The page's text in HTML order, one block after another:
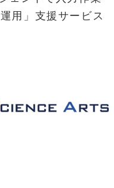
用」支援サービス